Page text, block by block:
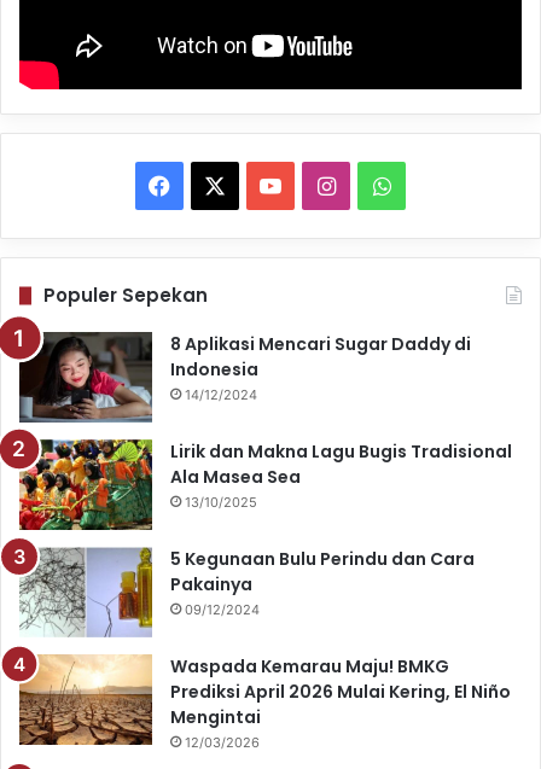
Facebook YouTubeInstagramWhatsApp
Populer Sepekan
8 Aplikasi Mencari Sugar Daddy di
Indonesia
14/12/2024
Lirik dan Makna Lagu Bugis Tradisional
Ala Masea Sea
13/10/2025
5 Kegunaan Bulu Perindu dan Cara
Pakainya
09/12/2024
Waspada Kemarau Maju! BMKG
Prediksi April 2026 Mulai Kering, El Niño
Mengintai
12/03/2026